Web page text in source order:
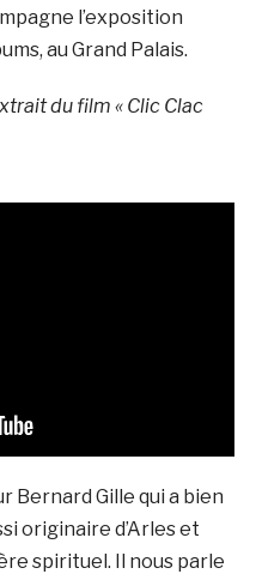
l’exposition
au Grand Palais.
du film « Clic Clac
Bernard Gille qui a bien
originaire d’Arles et
spirituel. Il nous parle